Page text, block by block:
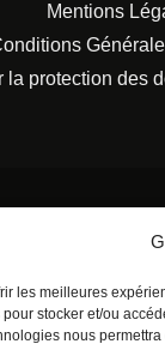
les meilleures
stocker et/ou
nous
Mentions
la protection des